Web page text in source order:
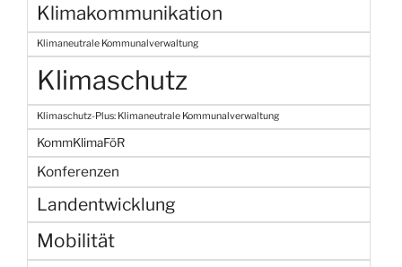
Klimakommunikation
Klimaneutrale Kommunalverwaltung
Klimaschutz
Klimaschutz-Plus: Klimaneutrale Kommunalverwaltung
KommKlimaFöR
Konferenzen
Landentwicklung
Mobilität